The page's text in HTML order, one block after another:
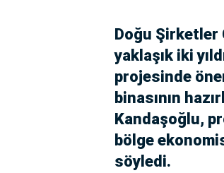
Doğu Şirketler
yaklaşık iki
projesinde
binasının
Kandaşoğlu,
bölge
söyledi.